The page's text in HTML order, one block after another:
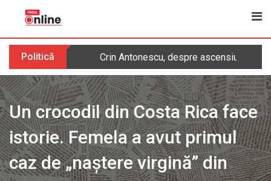
content
Politică Crin Antonescu, despre ascensiunea
Un crocodil din Costa Rica face
istorie. Femela a avut primul
caz de „naștere virgină” din